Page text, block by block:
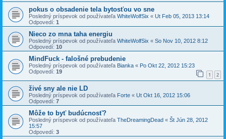
pokus o obsadenie tela bytosťou vo sne
Posledný príspevok od používateľa WhiteWolfSix « Ut Feb 05, 2013 13:14
Odpovedí: 1
Nieco zo mna taha energiu
Posledný príspevok od používateľa WhiteWolfSix « So Nov 10, 2012 8:12
Odpovedí: 10
MindFuck - falošné prebudenie
Posledný príspevok od používateľa Bianka « Po Okt 22, 2012 15:23
Odpovedí: 19 1 2
živé sny ale nie LD
Posledný príspevok od používateľa Forte « Ut Okt 16, 2012 15:06
Odpovedí: 7
Môže to byť budúcnosť?
Posledný príspevok od používateľa TheDreamingDead « Št Jún 28, 2012
15:57
Odpovedí: 3